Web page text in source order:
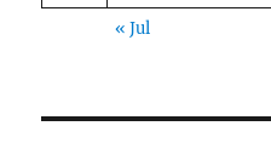
« Jul